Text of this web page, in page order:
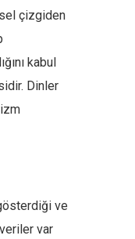
çizgiden
kabul
Dinler
ve
var